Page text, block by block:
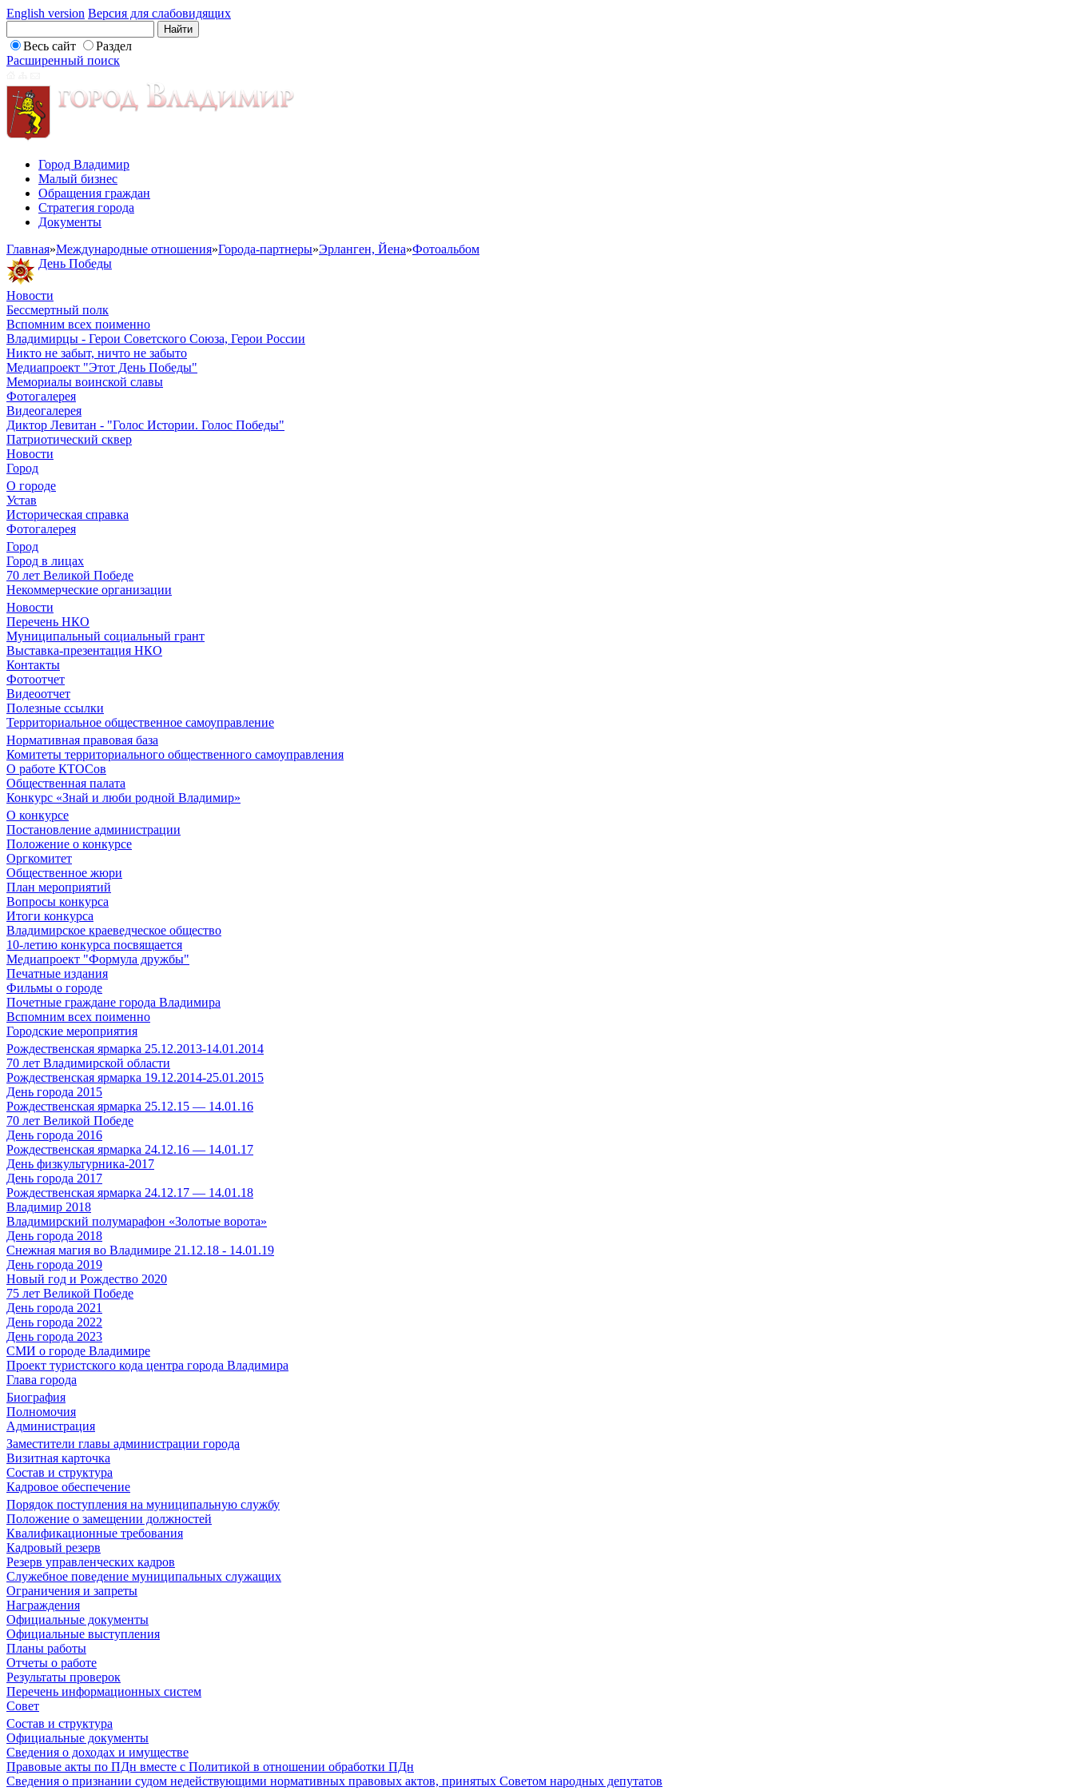
English version Версия для слабовидящих
Весь сайт
Раздел
Расширенный поиск
Город Владимир
Малый бизнес
Обращения граждан
Стратегия города
Документы
Главная»Международные отношения»Города-партнеры»Эрланген, Йена»Фотоальбом
День Победы
Новости
Бессмертный полк
Вспомним всех поименно
Владимирцы - Герои Советского Союза, Герои России
Никто не забыт, ничто не забыто
Медиапроект "Этот День Победы"
Мемориалы воинской славы
Фотогалерея
Видеогалерея
Диктор Левитан - "Голос Истории. Голос Победы"
Патриотический сквер
Новости
Город
О городе
Устав
Историческая справка
Фотогалерея
Город
Город в лицах
70 лет Великой Победе
Некоммерческие организации
Новости
Перечень НКО
Муниципальный социальный грант
Выставка-презентация НКО
Контакты
Фотоотчет
Видеоотчет
Полезные ссылки
Территориальное общественное самоуправление
Нормативная правовая база
Комитеты территориального общественного самоуправления
О работе КТОСов
Общественная палата
Конкурс «Знай и люби родной Владимир»
О конкурсе
Постановление администрации
Положение о конкурсе
Оргкомитет
Общественное жюри
План мероприятий
Вопросы конкурса
Итоги конкурса
Владимирское краеведческое общество
10-летию конкурса посвящается
Медиапроект "Формула дружбы"
Печатные издания
Фильмы о городе
Почетные граждане города Владимира
Вспомним всех поименно
Городские мероприятия
Рождественская ярмарка 25.12.2013-14.01.2014
70 лет Владимирской области
Рождественская ярмарка 19.12.2014-25.01.2015
День города 2015
Рождественская ярмарка 25.12.15 — 14.01.16
70 лет Великой Победе
День города 2016
Рождественская ярмарка 24.12.16 — 14.01.17
День физкультурника-2017
День города 2017
Рождественская ярмарка 24.12.17 — 14.01.18
Владимир 2018
Владимирский полумарафон «Золотые ворота»
День города 2018
Снежная магия во Владимире 21.12.18 - 14.01.19
День города 2019
Новый год и Рождество 2020
75 лет Великой Победе
День города 2021
День города 2022
День города 2023
СМИ о городе Владимире
Проект туристского кода центра города Владимира
Глава города
Биография
Полномочия
Администрация
Заместители главы администрации города
Визитная карточка
Состав и структура
Кадровое обеспечение
Порядок поступления на муниципальную службу
Положение о замещении должностей
Квалификационные требования
Кадровый резерв
Резерв управленческих кадров
Служебное поведение муниципальных служащих
Ограничения и запреты
Награждения
Официальные документы
Официальные выступления
Планы работы
Отчеты о работе
Результаты проверок
Перечень информационных систем
Совет
Состав и структура
Официальные документы
Сведения о доходах и имуществе
Правовые акты по ПДн вместе с Политикой в отношении обработки ПДн
Сведения о признании судом недействующими нормативных правовых актов, принятых Советом народных депутатов